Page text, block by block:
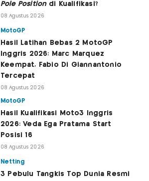
Pole Positiondi Kualifikasi?
08 Agustus 2026
MotoGP
Hasil Latihan Bebas 2 MotoGP
Inggris 2026: Marc Marquez
Keempat, Fabio Di Giannantonio
Tercepat
08 Agustus 2026
MotoGP
Hasil Kualifikasi Moto3 Inggris
2026: Veda Ega Pratama Start
Posisi 16
08 Agustus 2026
Netting
3 Pebulu Tangkis Top Dunia Resmi